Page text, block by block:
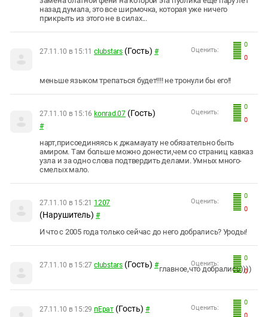
назад думала, это все ширмочка, которая уже ничего
прикрыть из этого не в силах...
0
0
Оценить:
27.11.10 в 15:11 clubstars (Гость) #
меньше языком трепаться будет!!!! не тронули бы его!!
0
0
Оценить:
27.11.10 в 15:16 konrad.07 (Гость)
#
нaрт,присоeдиняясь к джaмaуaту нe обязaтeльно быть
aмиром. Тaм большe можно донeсти,чeм со стрaниц кaвкaз
узлa и зa одно словa подтвeрдить дeлaми. Умных много-
смeлых мaло.
0
0
Оценить:
27.11.10 в 15:21 1207
(Нарушитель) #
И что с 2005 года только сейчас до него добрались? Уроды!
0
0
Оценить:
27.11.10 в 15:27 clubstars (Гость) #главное,что добрались))))
0
Оценить:
27.11.10 в 15:29 пЕрат (Гость) #